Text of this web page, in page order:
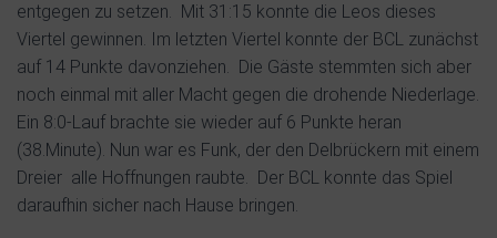
entgegen zu setzen. Mit 31:15 konnte die Leos dieses
Viertel gewinnen. Im letzten Viertel konnte der BCL zunächst
auf 14 Punkte davonziehen. Die Gäste stemmten sich aber
noch einmal mit aller Macht gegen die drohende Niederlage.
Ein 8:0-Lauf brachte sie wieder auf 6 Punkte heran
(38.Minute). Nun war es Funk, der den Delbrückern mit einem
Dreier alle Hoffnungen raubte. Der BCL konnte das Spiel
daraufhin sicher nach Hause bringen.